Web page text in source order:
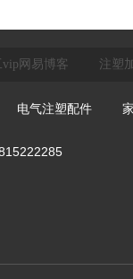
网易博客 注塑
电气注塑配件